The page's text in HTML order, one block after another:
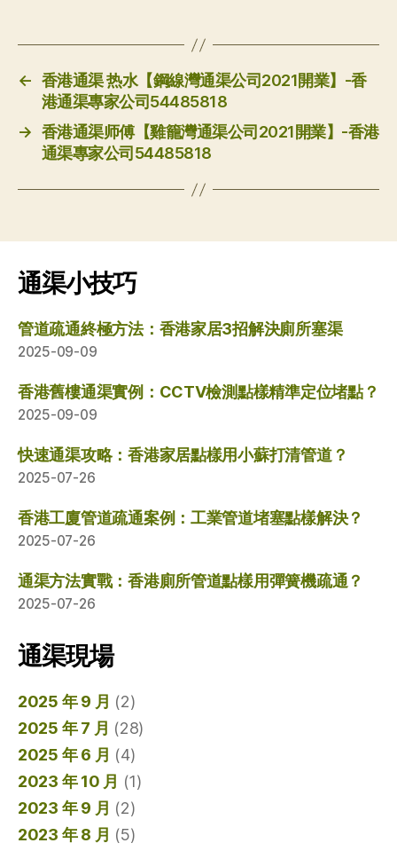
← 香港通渠 热水【鋼線灣通渠公司2021開業】-香
港通渠專家公司54485818
→ 香港通渠师傅【雞籠灣通渠公司2021開業】-香港
通渠專家公司54485818
通渠小技巧
管道疏通終極方法：香港家居3招解決廁所塞渠
2025-09-09
香港舊樓通渠實例：CCTV檢測點樣精準定位堵點？
2025-09-09
快速通渠攻略：香港家居點樣用小蘇打清管道？
2025-07-26
香港工廈管道疏通案例：工業管道堵塞點樣解決？
2025-07-26
通渠方法實戰：香港廁所管道點樣用彈簧機疏通？
2025-07-26
通渠現場
2025 年 9 月 (2)
2025 年 7 月 (28)
2025 年 6 月 (4)
2023 年 10 月 (1)
2023 年 9 月 (2)
2023 年 8 月 (5)